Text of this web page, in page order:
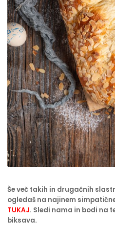
Še več takih in drugačnih
ogledaš na najinem
TUKAJ. Sledi nama in bodi na
biksava.